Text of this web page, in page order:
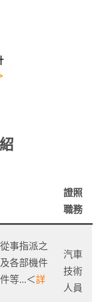
證照
職務
事指派之
各部機件
等...＜詳
汽車
技術
人員